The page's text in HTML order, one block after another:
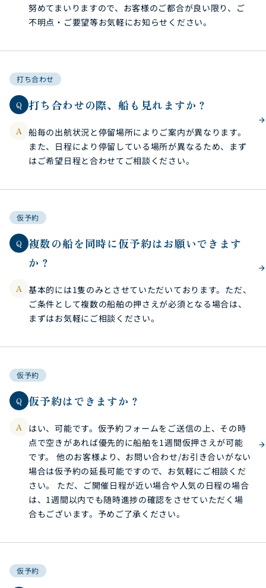
努めてまいりますので、お客様のご都合が良い限り、ご
不明点・ご要望等お気軽にお知らせください。
打ち合わせ
Q 打ち合わせの際、船も見れますか？
A 船毎の出航状況と停留場所によりご案内が異なります。
また、日程により停留している場所が異なるため、まず
はご希望日程と合わせてご相談ください。
仮予約
Q 複数の船を同時に仮予約はお願いできます
か？
A 基本的には1隻のみとさせていただいております。ただ、
ご条件として複数の船舶の押さえが必須となる場合は、
まずはお気軽にご相談ください。
仮予約
Q 仮予約はできますか？
A はい、可能です。仮予約フォームをご送信の上、その時
点で空きがあれば優先的に船舶を1週間仮押さえが可能
です。 他のお客様より、お問い合わせ/お引き合いがない
場合は仮予約の延長可能ですので、お気軽にご相談くだ
さい。 ただ、ご開催日程が近い場合や人気の日程の場合
は、1週間以内でも随時進捗の確認をさせていただく場
合もございます。予めご了承ください。
仮予約